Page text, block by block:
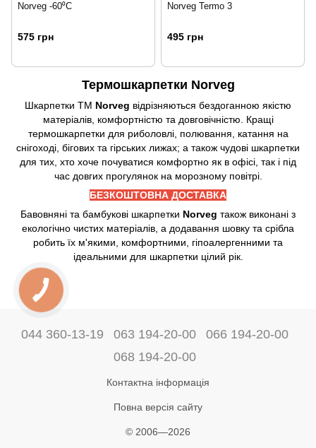
Norveg -60⁰С
575 грн
Norveg Termo 3
495 грн
Термошкарпетки Norveg
Шкарпетки ТМ Norveg відрізняються бездоганною якістю
матеріалів, комфортністю та довговічністю. Кращі
термошкарпетки для риболовлі, полювання, катання на
снігоході, бігових та гірських лижах; а також чудові шкарпетки
для тих, хто хоче почуватися комфортно як в офісі, так і під
час довгих прогулянок на морозному повітрі.
БЕЗКОШТОВНА ДОСТАВКА
Бавовняні та бамбукові шкарпетки Norveg також виконані з
екологічно чистих матеріалів, а додавання шовку та срібла
робить їх м'якими, комфортними, гіпоалергенними та
ідеальними для шкарпетки цілий рік.
044 360-13-19 063 194-20-00
066 194-20-00
068 194-20-00
Контактна інформація
Повна версія сайту
© 2006—2026